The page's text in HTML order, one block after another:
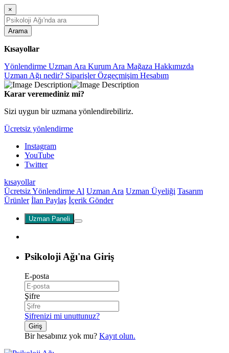
×
Arama
Kısayollar
Yönlendirme Uzman Ara Kurum Ara Mağaza Hakkımızda
Uzman Ağı nedir? SiparişlerÖzgeçmişim Hesabım
Karar veremediniz mi?
Sizi uygun bir uzmana yönlendirebiliriz.
Ücretsiz yönlendirme
Instagram
YouTube
Twitter
kısayollar
Ücretsiz Yönlendirme Al Uzman Ara Uzman Üyeliği Tasarım
Ürünler İlan Paylaş İçerik Gönder
Uzman Paneli
Psikoloji Ağı'na Giriş
E-posta
Şifre
Şifrenizi mi unuttunuz?
Giriş
Bir hesabınız yok mu? Kayıt olun.